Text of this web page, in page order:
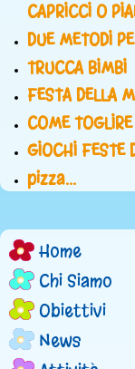
CAPRICCI O
DUE METODI
TRUCCA BIMBI
FESTA DELLA
COME
GIOCHI FESTE
pizza...
M
e
n
Home
Chi Siamo
Obiettivi
News